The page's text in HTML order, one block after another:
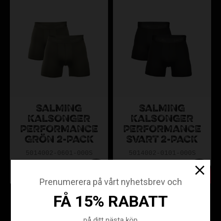
SALMING
KALSONGER
PERFORMANCE
GRÖN 2-PACK
SALMING
KALSONGER
PERFORMANCE
SVART 2-PACK
Prenumerera på vårt nyhetsbrev och
FÅ 15% RABATT